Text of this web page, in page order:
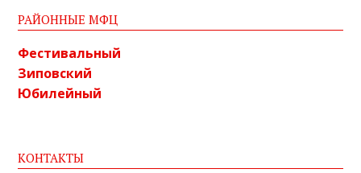
РАЙОННЫЕ МФЦ
Фестивальный
Зиповский
Юбилейный
КОНТАКТЫ